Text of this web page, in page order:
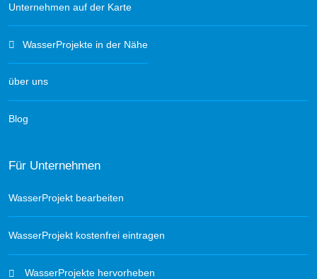
Unternehmen auf der Karte
WasserProjekte in der Nähe
über uns
Blog
Für Unternehmen
WasserProjekt bearbeiten
WasserProjekt kostenfrei eintragen
WasserProjekte hervorheben